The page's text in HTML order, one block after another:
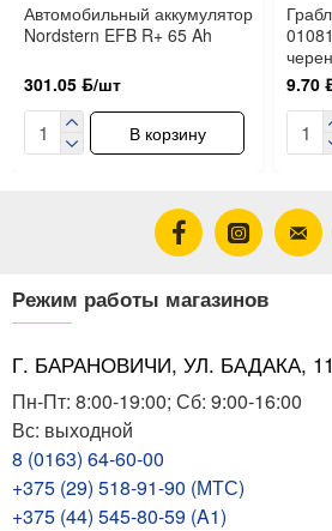
Автомобильный аккумулятор
Nordstern EFB R+ 65 Ah
301.05 ƃ/шт
В корзину
9.70
Режим работы магазинов
Г. БАРАНОВИЧИ, УЛ. БАДАКА,
Пн-Пт: 8:00-19:00; Сб: 9:00-16:00
Вс: выходной
8 (0163) 64-60-00
+375 (29) 518-91-90 (МТС)
+375 (44) 545-80-59 (A1)